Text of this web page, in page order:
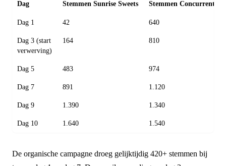
Dag Stemmen Sunrise Sweets Stemmen Concurrent
Dag 1 42 640
Dag 3 (start
verwerving)
164 810
Dag 5 483 974
Dag 7 891 1.120
Dag 9 1.390 1.340
Dag 10 1.640 1.540
De organische campagne droeg gelijktijdig 420+ stemmen bij